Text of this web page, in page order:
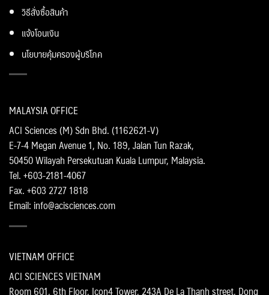
MALAYSIA OFFICE
ACI Sciences (M) Sdn Bhd. (1162621-V)
E-7-4 Megan Avenue 1, No. 189, Jalan Tun Razak,
50450 Wilayah Persekutuan Kuala Lumpur, Malaysia.
Tel. +603-2181-4067
Fax. +603 2727 1818
Email: info@acisciences.com
VIETNAM OFFICE
ACI SCIENCES VIETNAM
Room 601, 6th Floor, Icon4 Tower, 243A De La Thanh street, Dong
วิธีสั่งซื้อสินค้า
แจ้งโอนเงิน
นโยบายคุ้มครองผู้บริโภค